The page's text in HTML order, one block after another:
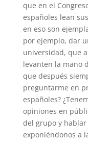
que en el
españoles lean
en eso son
por ejemplo, dar
universidad, que
levanten la mano
que después
preguntarme en
españoles?
opiniones en
del grupo y
exponiéndonos a